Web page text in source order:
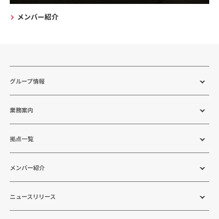
メンバー紹介
グループ情報
業務案内
拠点一覧
メンバー紹介
ニュースリリース